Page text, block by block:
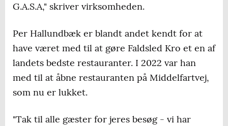
G.A.S.A," skriver virksomheden.
Per Hallundbæk er blandt andet kendt for at
have været med til at gøre Faldsled Kro et en af
landets bedste restauranter. I 2022 var han
med til at åbne restauranten på Middelfartvej,
som nu er lukket.
"Tak til alle gæster for jeres besøg - vi har